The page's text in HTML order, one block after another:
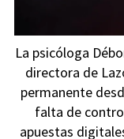
La psicóloga
directora de
permanente
falta de
apuestas